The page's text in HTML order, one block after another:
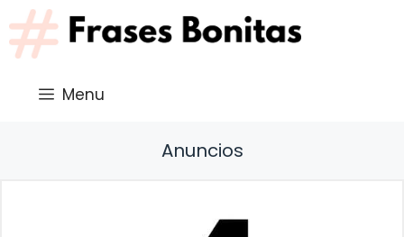
Saltar
al
contenido
Menu
Anuncios